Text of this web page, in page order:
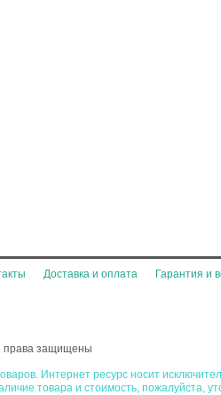
Доставка и оплата Гарантия и
права защищены
Интернет ресурс носит
товара и стоимость, пожалуйста,